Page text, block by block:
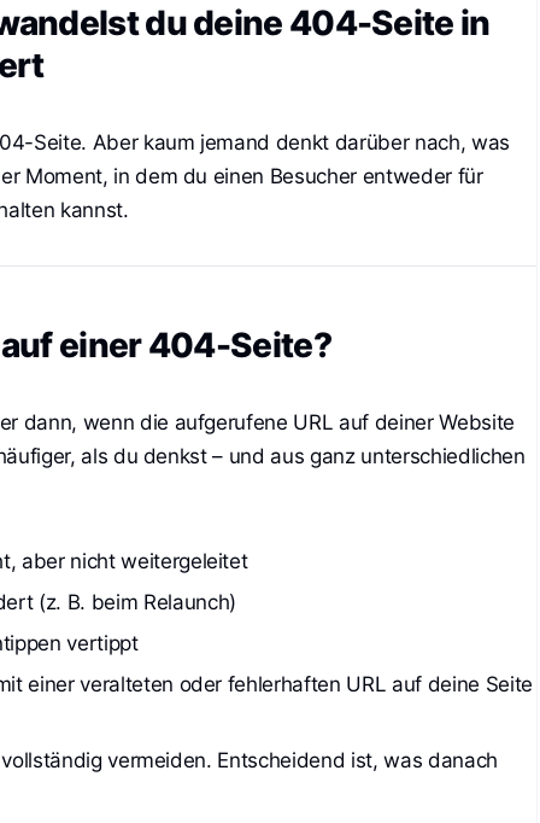
du deine 404-Seite in
Seite. Aber kaum jemand denkt darüber nach, was
Moment, in dem du einen Besucher entweder für
kannst.
einer 404-Seite?
dann, wenn die aufgerufene URL auf deiner Website
als du denkst – und aus ganz unterschiedlichen
aber nicht weitergeleitet
(z. B. beim Relaunch)
vertippt
einer veralteten oder fehlerhaften URL auf deine Seite
vermeiden. Entscheidend ist, was danach